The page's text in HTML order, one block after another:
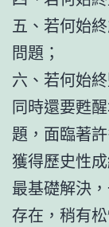
五、若何始
問題；
六、若何始
同時還要甦
題，面臨著
獲得歷史性
最基礎解決
存在，稍有